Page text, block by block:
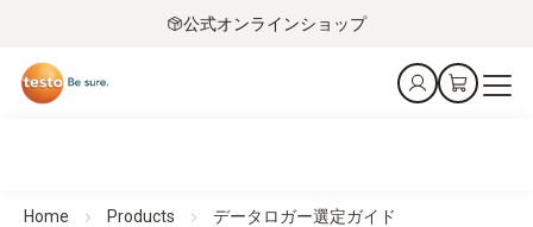
公式オンラインショップ
Home Products データロガー選定ガイド